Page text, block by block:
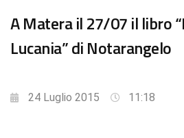
A Matera il 27/07 il libro
Lucania” di Notarangelo
24 Luglio 2015 11:18